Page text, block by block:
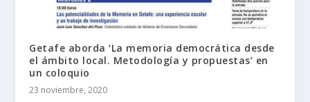
Getafe aborda ‘La memoria democrática desde
el ámbito local. Metodología y propuestas’ en
un coloquio
23 noviembre, 2020